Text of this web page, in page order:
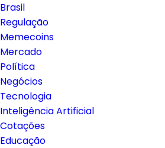
Brasil
Regulação
Memecoins
Mercado
Política
Negócios
Tecnologia
Inteligência Artificial
Cotações
Educação